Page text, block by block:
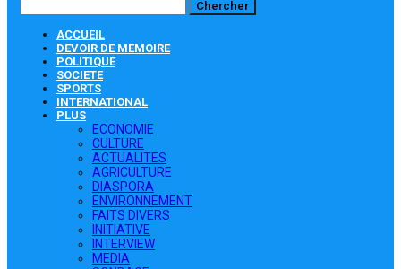
ACCUEIL
DEVOIR DE MEMOIRE
POLITIQUE
SOCIETE
SPORTS
INTERNATIONAL
PLUS
ECONOMIE
CULTURE
ACTUALITES
AGRICULTURE
DIASPORA
ENVIRONNEMENT
FAITS DIVERS
INITIATIVE
INTERVIEW
MEDIA